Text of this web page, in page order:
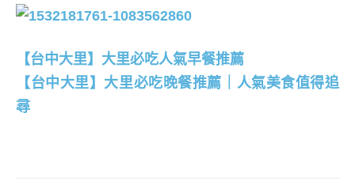
【台中大里】大里必吃人氣早餐推薦
【台中大里】大里必吃晚餐推薦｜人氣美食值得追
尋